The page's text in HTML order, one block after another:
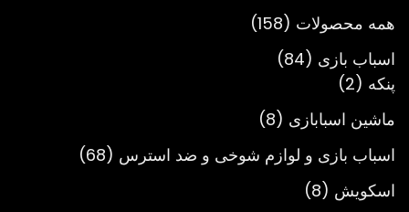
همه محصولات
158
158
اسباب بازی 84
84
پنکه 2
2
محصول
ماشین اسبابازی 8
8
اسباب بازی و لوازم شوخی و ضد استرس 68
68
اسکویش 8
8